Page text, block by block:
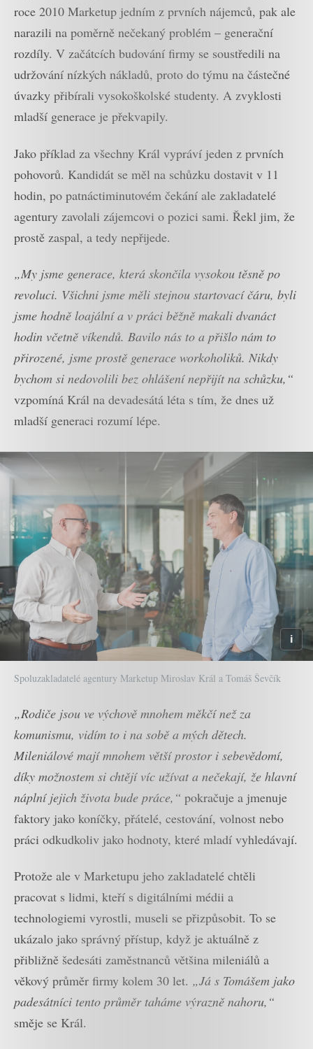
roce 2010 Marketup jedním z prvních nájemců, pak ale
narazili na poměrně nečekaný problém – generační
rozdíly. V začátcích budování firmy se soustředili na
udržování nízkých nákladů, proto do týmu na částečné
úvazky přibírali vysokoškolské studenty. A zvyklosti
mladší generace je překvapily.
Jako příklad za všechny Král vypráví jeden z prvních
pohovorů. Kandidát se měl na schůzku dostavit v 11
hodin, po patnáctiminutovém čekání ale zakladatelé
agentury zavolali zájemcovi o pozici sami. Řekl jim, že
prostě zaspal, a tedy nepřijede.
„My jsme generace, která skončila vysokou těsně po
revoluci. Všichni jsme měli stejnou startovací čáru, byli
jsme hodně loajální a v práci běžně makali dvanáct
hodin včetně víkendů. Bavilo nás to a přišlo nám to
přirozené, jsme prostě generace workoholiků. Nikdy
bychom si nedovolili bez ohlášení nepřijít na schůzku,“
vzpomíná Král na devadesátá léta s tím, že dnes už
mladší generaci rozumí lépe.
Spoluzakladatelé agentury Marketup Miroslav Král a Tomáš Ševčík
„Rodiče jsou ve výchově mnohem měkčí než za
komunismu, vidím to i na sobě a mých dětech.
Mileniálové mají mnohem větší prostor i sebevědomí,
díky možnostem si chtějí víc užívat a nečekají, že hlavní
náplní jejich života bude práce,“ pokračuje a jmenuje
faktory jako koníčky, přátelé, cestování, volnost nebo
práci odkudkoliv jako hodnoty, které mladí vyhledávají.
Protože ale v Marketupu jeho zakladatelé chtěli
pracovat s lidmi, kteří s digitálními médii a
technologiemi vyrostli, museli se přizpůsobit. To se
ukázalo jako správný přístup, když je aktuálně z
přibližně šedesáti zaměstnanců většina mileniálů a
věkový průměr firmy kolem 30 let. „Já s Tomášem jako
padesátníci tento průměr taháme výrazně nahoru,“
směje se Král.